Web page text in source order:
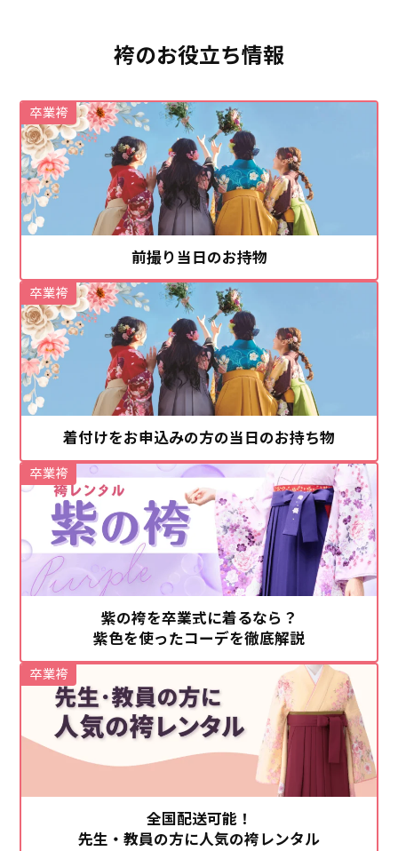
袴のお役立ち情報
前撮り当日のお持物
卒業袴
着付けをお申込みの方の当日のお持ち物
卒業袴
紫の袴を卒業式に着るなら？
紫色を使ったコーデを徹底解説
卒業袴
全国配送可能！
先生・教員の方に人気の袴レンタル
卒業袴